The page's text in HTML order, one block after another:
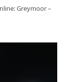
Greymoor –